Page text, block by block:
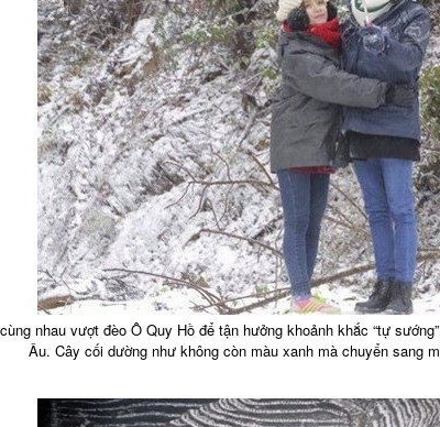
nhau vượt đèo Ô Quy Hồ để tận hưởng khoảnh khắc “tự
Âu. Cây cối dường như không còn màu xanh mà chuyển sang